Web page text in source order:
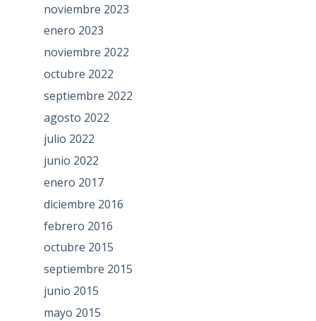
noviembre 2023
enero 2023
noviembre 2022
octubre 2022
septiembre 2022
agosto 2022
julio 2022
junio 2022
enero 2017
diciembre 2016
febrero 2016
octubre 2015
septiembre 2015
junio 2015
mayo 2015